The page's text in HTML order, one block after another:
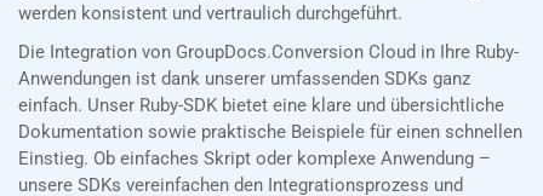
werden konsistent und vertraulich durchgeführt.
Die Integration von GroupDocs.Conversion Cloud in Ihre Ruby-
Anwendungen ist dank unserer umfassenden SDKs ganz
einfach. Unser Ruby-SDK bietet eine klare und übersichtliche
Dokumentation sowie praktische Beispiele für einen schnellen
Einstieg. Ob einfaches Skript oder komplexe Anwendung –
unsere SDKs vereinfachen den Integrationsprozess und